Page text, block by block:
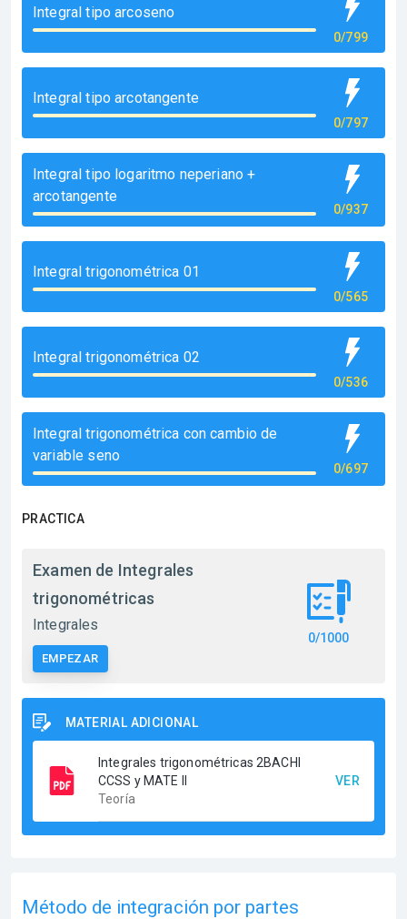
Integral tipo arcoseno
0/799
Integral tipo arcotangente
0/797
Integral tipo logaritmo neperiano +
arcotangente
0/937
Integral trigonométrica 01
0/565
Integral trigonométrica 02
0/536
Integral trigonométrica con cambio de
variable seno
0/697
PRACTICA
Examen de Integrales
trigonométricas
Integrales
EMPEZAR
0/1000
MATERIAL ADICIONAL
Integrales trigonométricas 2BACHI
CCSS y MATE II
Teoría
VER
Método de integración por partes